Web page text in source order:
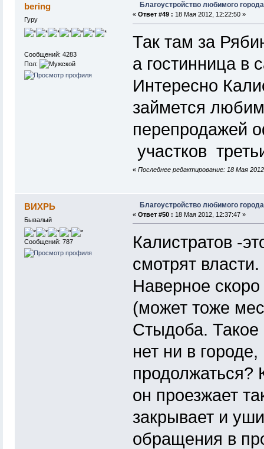
bering
Гуру
Сообщений: 4283
Пол:
Благоустройство любимого
« Ответ #49 : 18 Мая 2012, 12:22:50 »
Так там за
а гостинница в
Интересно
займется
перепродажей
участков
« Последнее редактирование: 18 Мая
ВИХРЬ
Бывалый
Сообщений: 787
Благоустройство любимого
« Ответ #50 : 18 Мая 2012, 12:37:47 »
Калистратов -
смотрят
Наверное
(может тоже
Стыдоба. Такое
нет ни в
продолжаться?
он проезжает
закрывает и
обращения в